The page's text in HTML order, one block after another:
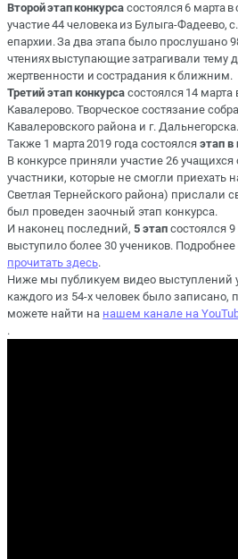
Второй этап конкурса состоялся 6 марта
участие 44 человека из Булыга-Фадеево,
епархии. За два этапа было прослушано
чтениях выступающие затрагивали тему
жертвенности и сострадания к ближним.
Третий этап конкурса состоялся 14
Кавалерово. Творческое состязание
Кавалеровского района и г. Дальнегорска.
Также 1 марта 2019 года состоялся этап в
В конкурсе приняли участие 26 учащихся
участники, которые не смогли приехать
Светлая Тернейского района) прислали
был проведен заочный этап конкурса.
И наконец последний, 5 этап состоялся
выступило более 30 учеников.
прочитать здесь.
Ниже мы публикуем видео выступлений
каждого из 54-х человек было
можете найти на нашем канале на
.